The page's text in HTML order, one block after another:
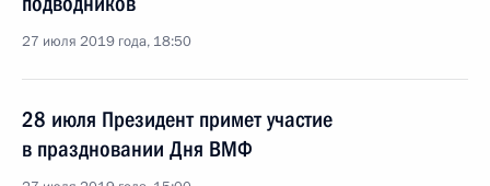
27 июля 2019 года, 18:50
28 июля Президент примет участие
в праздновании Дня ВМФ